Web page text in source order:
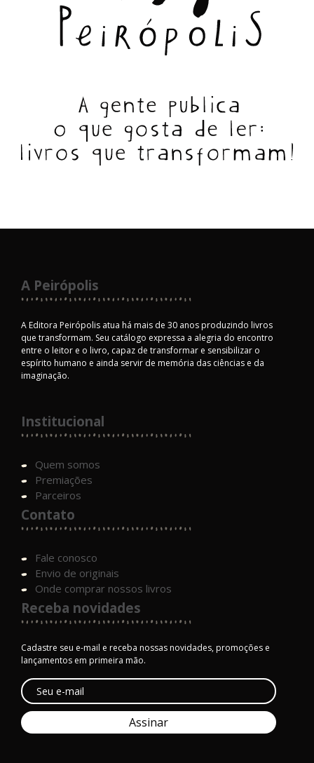
A Peirópolis
A Editora Peirópolis atua há mais de 30 anos produzindo livros
que transformam. Seu catálogo expressa a alegria do encontro
entre o leitor e o livro, capaz de transformar e sensibilizar o
espírito humano e ainda servir de memória das ciências e da
imaginação.
Institucional
Quem somos
Premiações
Parceiros
Contato
Fale conosco
Envio de originais
Onde comprar nossos livros
Receba novidades
Cadastre seu e-mail e receba nossas novidades, promoções e
lançamentos em primeira mão.